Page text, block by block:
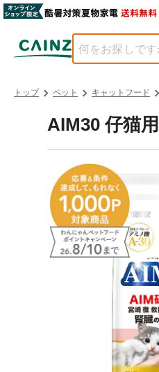
トップ ペット キャットフード
AIM30 仔猫